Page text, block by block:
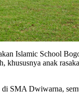
Islamic School
khususnya anak
SMA Dwiwarna,